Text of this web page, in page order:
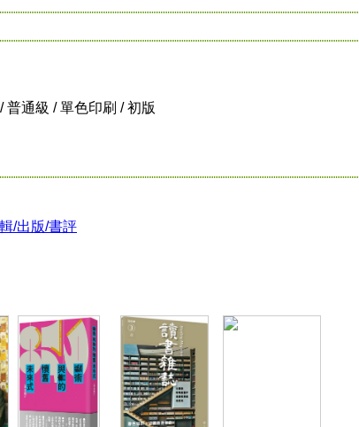
普通級 / 單色印刷 / 初版
/出版/書評